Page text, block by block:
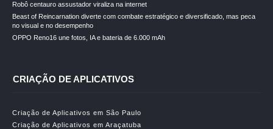
Robô centauro assustador viraliza na internet
Beast of Reincarnation diverte com combate estratégico e diversificado, mas peca
no visual e no desempenho
OPPO Reno16 une fotos, IA e bateria de 6.000 mAh
CRIAÇÃO DE APLICATIVOS
Criação de Aplicativos em São Paulo
Criação de Aplicativos em Araçatuba